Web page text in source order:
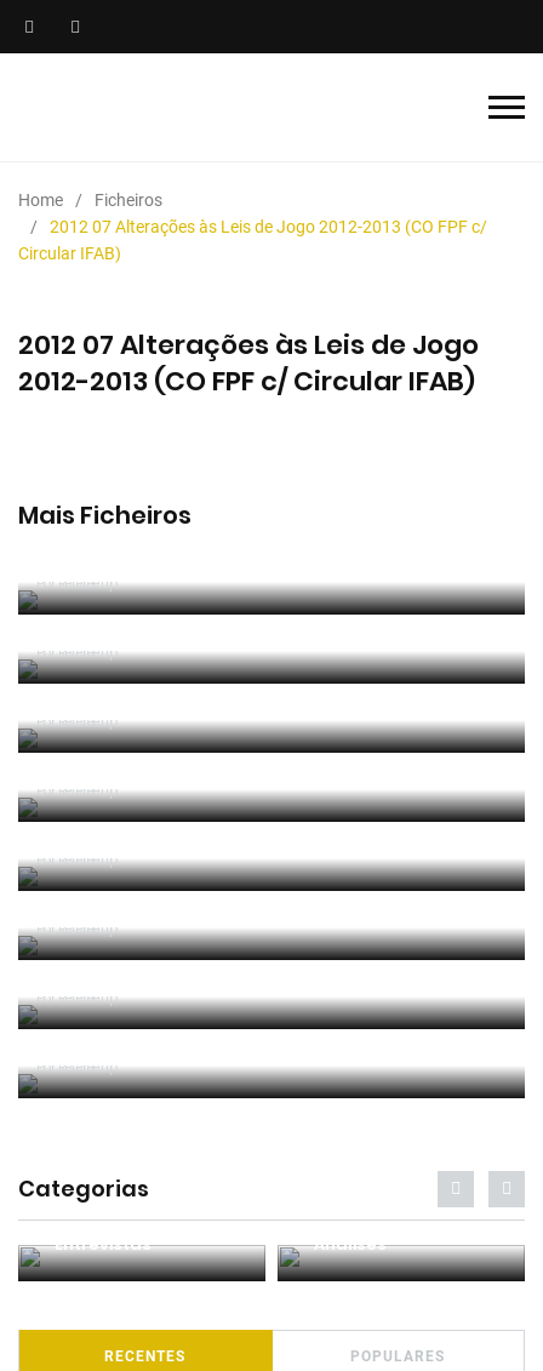
Home
Ficheiros
2012 07 Alterações às Leis de Jogo 2012-2013 (CO FPF c/
Circular IFAB)
2012 07 Alterações às Leis de Jogo
2012-2013 (CO FPF c/ Circular IFAB)
Mais Ficheiros
Por RefereeTip
Por RefereeTip
Por RefereeTip
2025 04 Alterações e Esclarecimentos às Leis de
Por RefereeTip
Por RefereeTip
Por RefereeTip
2024 05 Alterações e Esclarecimentos às Leis de
Por RefereeTip
2023 06 Alterações e Esclarecimentos às Leis de
Por RefereeTip
Categorias
Entrevistas Análises
RECENTES POPULARES